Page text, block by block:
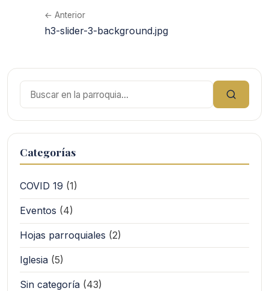
← Anterior
h3-slider-3-background.jpg
Buscar:
Categorías
COVID 19 (1)
Eventos (4)
Hojas parroquiales (2)
Iglesia (5)
Sin categoría (43)